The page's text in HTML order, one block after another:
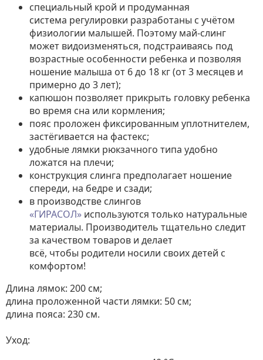
специальный крой и продуманная
система регулировки разработаны с учётом
физиологии малышей. Поэтому май-слинг
может видоизменяться, подстраиваясь под
возрастные особенности ребенка и позволяя
ношение малыша от 6 до 18 кг (от 3 месяцев и
примерно до 3 лет);
капюшон позволяет прикрыть головку ребенка
во время сна или кормления;
пояс проложен фиксированным уплотнителем,
застёгивается на фастекс;
удобные лямки рюкзачного типа удобно
ложатся на плечи;
конструкция слинга предполагает ношение
спереди, на бедре и сзади;
в производстве слингов
«ГИРАСОЛ» используются только натуральные
материалы. Производитель тщательно следит
за качеством товаров и делает
всё, чтобы родители носили своих детей с
комфортом!
Длина лямок: 200 см;
длина проложенной части лямки: 50 см;
длина пояса: 230 см.
Уход: